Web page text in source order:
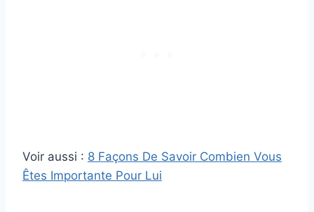
Voir aussi : 8 Façons De Savoir Combien Vous
Êtes Importante Pour Lui